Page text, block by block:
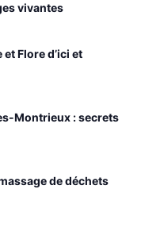
vivantes
et Flore d’ici et
Montrieux : secrets
de déchets